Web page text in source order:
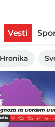
Vesti
Hronika